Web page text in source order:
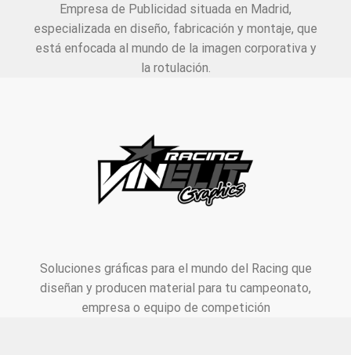
Empresa de Publicidad situada en Madrid,
especializada en diseño, fabricación y montaje, que
está enfocada al mundo de la imagen corporativa y
la rotulación.
Soluciones gráficas para el mundo del Racing que
diseñan y producen material para tu campeonato,
empresa o equipo de competición